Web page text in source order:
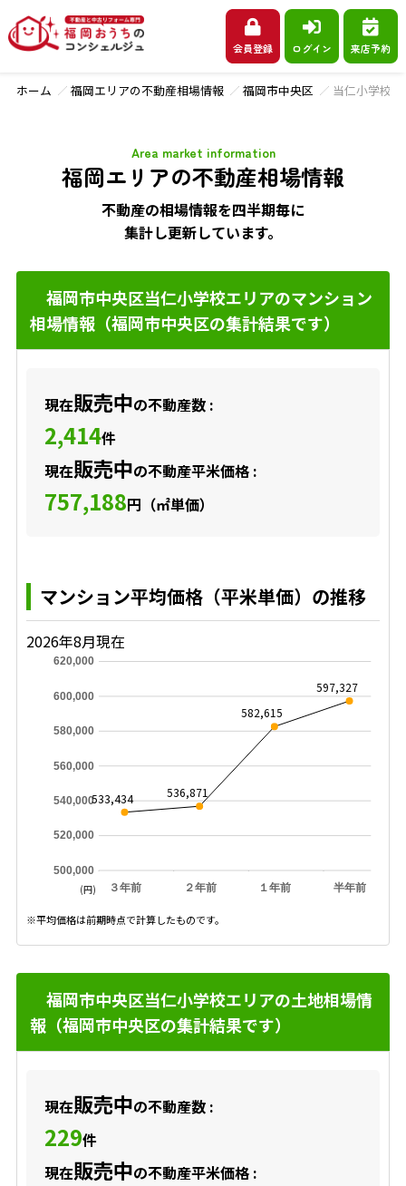
会員登録 ログイン 来店予約
ホーム 福岡エリアの不動産相場情報 福岡市中央区 当仁小学校
福岡エリアの不動産相場情報
Area market information
不動産の相場情報を四半期毎に
集計し更新しています。
福岡市中央区当仁小学校エリアのマンション
相場情報（福岡市中央区の集計結果です）
現在販売中の不動産数 :
2,414件
現在販売中の不動産平米価格 :
757,188円（㎡単価）
マンション平均価格（平米単価）の推移
2026年8月現在
３年前 ２年前 １年前 半年前
500,000
520,000
540,000
560,000
580,000
600,000
620,000
533,434 536,871
582,615
597,327
(円)
※平均価格は前期時点で計算したものです。
福岡市中央区当仁小学校エリアの土地相場情
報（福岡市中央区の集計結果です）
現在販売中の不動産数 :
229件
現在販売中の不動産平米価格 :